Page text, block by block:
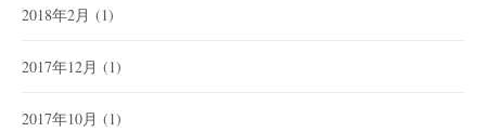
2018年2月 (1)
2017年12月 (1)
2017年10月 (1)